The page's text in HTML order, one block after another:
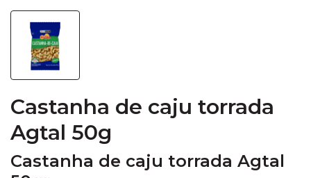
Castanha de caju torrada
Agtal 50g
Castanha de caju torrada Agtal